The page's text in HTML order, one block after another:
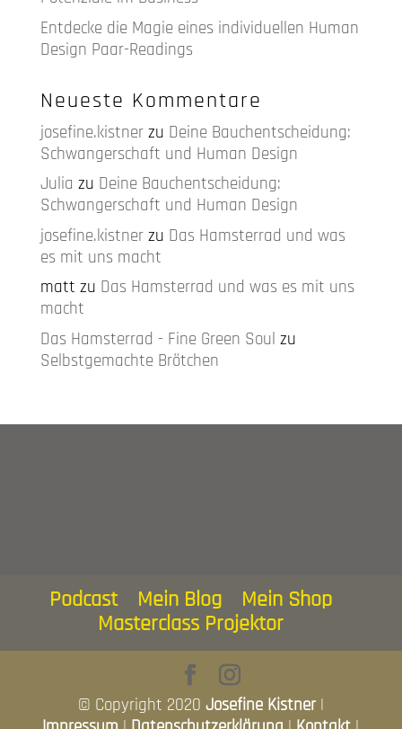
Entdecke die Magie eines individuellen Human
Design Paar-Readings
Neueste Kommentare
josefine.kistnerzu Deine Bauchentscheidung:
Schwangerschaft und Human Design
Julia zu Deine Bauchentscheidung:
Schwangerschaft und Human Design
josefine.kistnerzu Das Hamsterrad und was
es mit uns macht
matt zu Das Hamsterrad und was es mit uns
macht
Das Hamsterrad - Fine Green Soul zu
Selbstgemachte Brötchen
Podcast Mein Blog
Mein Shop
Masterclass Projektor
© Copyright 2020 Josefine Kistner|